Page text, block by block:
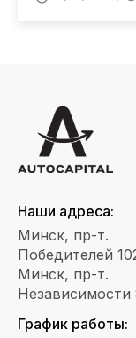
Наши адреса:
Минск, пр-т.
Победителей
Минск, пр-т.
График работы: